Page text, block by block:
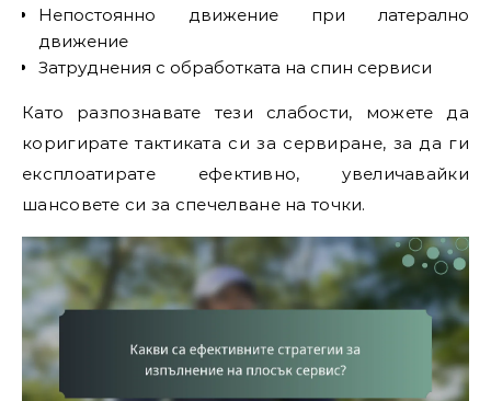
Непостоянно движение при латерално
движение
Затруднения с обработката на спин сервиси
Като разпознавате тези слабости, можете да
коригирате тактиката си за сервиране, за да ги
експлоатирате ефективно, увеличавайки
шансовете си за спечелване на точки.